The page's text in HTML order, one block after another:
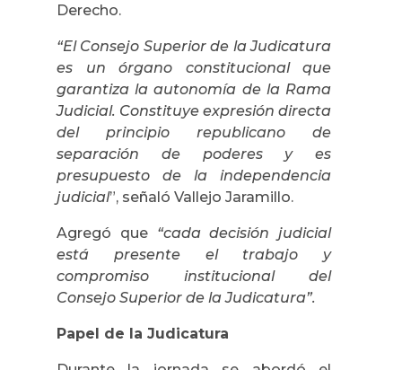
Derecho.
“El Consejo Superior de la Judicatura
es un órgano constitucional que
garantiza la autonomía de la Rama
Judicial. Constituye expresión directa
del principio republicano de
separación de poderes y es
presupuesto de la independencia
judicial”, señaló Vallejo Jaramillo.
Agregó que “cada decisión judicial
está presente el trabajo y
compromiso institucional del
Consejo Superior de la Judicatura”.
Papel de la Judicatura